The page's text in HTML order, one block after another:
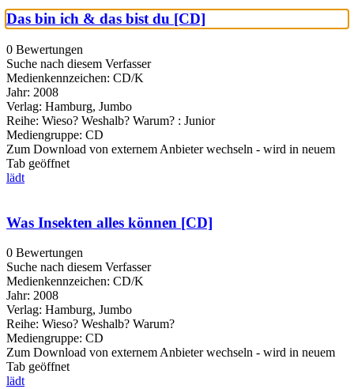
Das bin ich & das bist du [CD]
0 Bewertungen
Suche nach diesem Verfasser
Medienkennzeichen: CD/K
Jahr: 2008
Verlag: Hamburg, Jumbo
Reihe: Wieso? Weshalb? Warum? : Junior
Mediengruppe: CD
Zum Download von externem Anbieter wechseln - wird in neuem
Tab geöffnet
lädt
Was Insekten alles können [CD]
0 Bewertungen
Suche nach diesem Verfasser
Medienkennzeichen: CD/K
Jahr: 2008
Verlag: Hamburg, Jumbo
Reihe: Wieso? Weshalb? Warum?
Mediengruppe: CD
Zum Download von externem Anbieter wechseln - wird in neuem
Tab geöffnet
lädt